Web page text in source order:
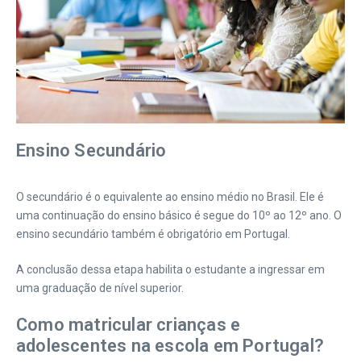
Ensino Secundário
O secundário é o equivalente ao ensino médio no Brasil. Ele é
uma continuação do ensino básico é segue do 10º ao 12º ano. O
ensino secundário também é obrigatório em Portugal.
A conclusão dessa etapa habilita o estudante a ingressar em
uma graduação de nível superior.
Como matricular crianças e
adolescentes na escola em Portugal?